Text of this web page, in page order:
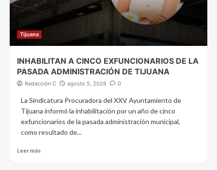
Tijuana
INHABILITAN A CINCO EXFUNCIONARIOS DE LA
PASADA ADMINISTRACIÓN DE TIJUANA
Redacción C agosto 5, 2026 0
La Sindicatura Procuradora del XXV Ayuntamiento de
Tijuana informó la inhabilitación por un año de cinco
exfuncionarios de la pasada administración municipal,
como resultado de...
Leer más